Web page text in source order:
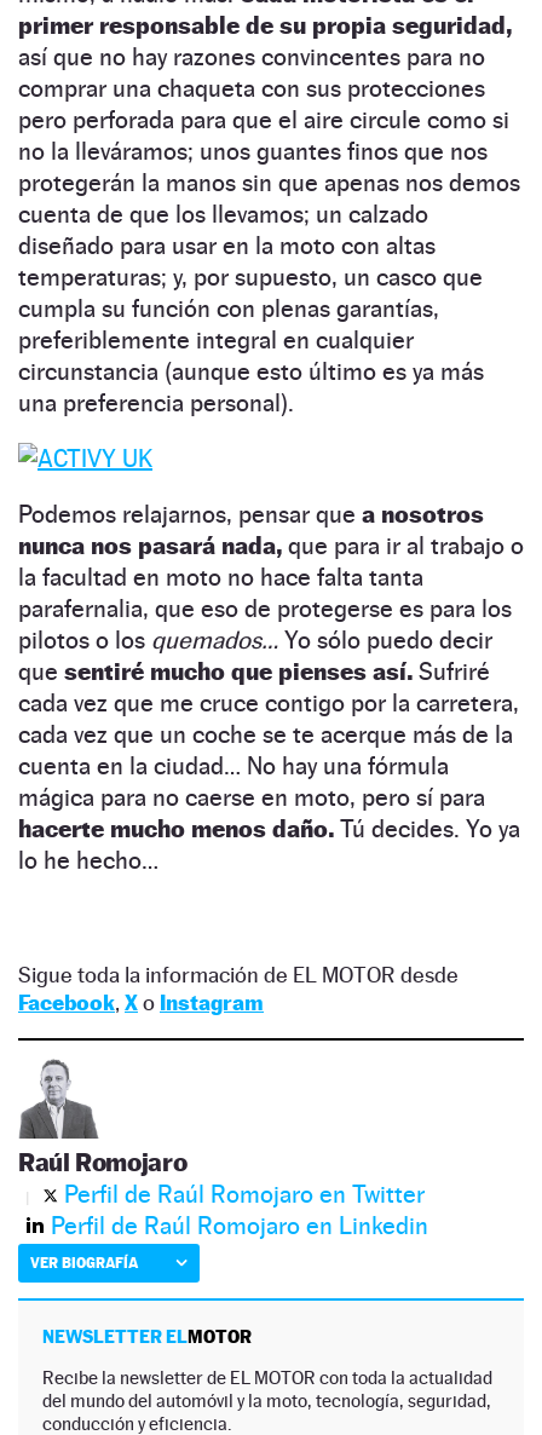
primer responsable de su propia seguridad,
así que no hay razones convincentes para no
comprar una chaqueta con sus protecciones
pero perforada para que el aire circule como si
no la lleváramos; unos guantes finos que nos
protegerán la manos sin que apenas nos demos
cuenta de que los llevamos; un calzado
diseñado para usar en la moto con altas
temperaturas; y, por supuesto, un casco que
cumpla su función con plenas garantías,
preferiblemente integral en cualquier
circunstancia (aunque esto último es ya más
una preferencia personal).
Podemos relajarnos, pensar que a nosotros
nunca nos pasará nada, que para ir al trabajo o
la facultad en moto no hace falta tanta
parafernalia, que eso de protegerse es para los
pilotos o los quemados… Yo sólo puedo decir
que sentiré mucho que pienses así. Sufriré
cada vez que me cruce contigo por la carretera,
cada vez que un coche se te acerque más de la
cuenta en la ciudad… No hay una fórmula
mágica para no caerse en moto, pero sí para
hacerte mucho menos daño. Tú decides. Yo ya
lo he hecho…
Sigue toda la información de EL MOTOR desde
Facebook, Xo Instagram
Raúl Romojaro
Perfil de Raúl Romojaro en Twitter
Perfil de Raúl Romojaro en Linkedin
VER BIOGRAFÍA
NEWSLETTER ELMOTOR
Recibe la newsletter de EL MOTOR con toda la actualidad
del mundo del automóvil y la moto, tecnología, seguridad,
conducción y eficiencia.